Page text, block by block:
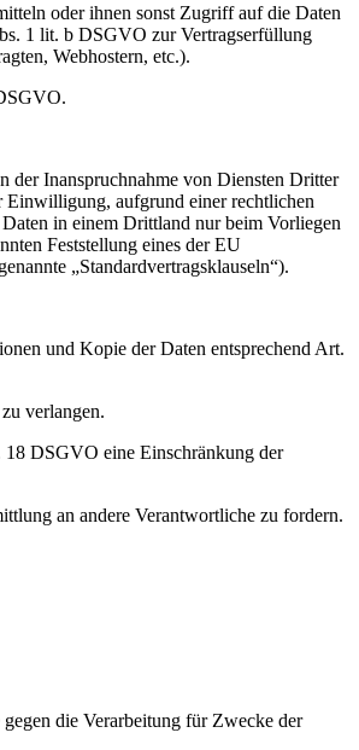
oder ihnen sonst Zugriff auf die Daten
1 lit. b DSGVO zur Vertragserfüllung
Webhostern, etc.).
der Inanspruchnahme von Diensten Dritter
aufgrund einer rechtlichen
in einem Drittland nur beim Vorliegen
Feststellung eines der EU
„Standardvertragsklauseln“).
und Kopie der Daten entsprechend Art.
verlangen.
18 DSGVO eine Einschränkung der
an andere Verantwortliche zu fordern.
die Verarbeitung für Zwecke der